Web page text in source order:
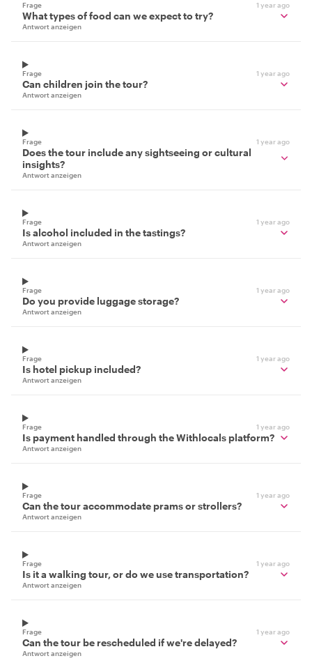
Frage 1 year ago
What types of food can we expect to try?
Antwort anzeigen
Frage 1 year ago
Can children join the tour?
Antwort anzeigen
Frage 1 year ago
Does the tour include any sightseeing or cultural
insights?
Antwort anzeigen
Frage 1 year ago
Is alcohol included in the tastings?
Antwort anzeigen
Frage 1 year ago
Do you provide luggage storage?
Antwort anzeigen
Frage 1 year ago
Is hotel pickup included?
Antwort anzeigen
Frage 1 year ago
Is payment handled through the Withlocals platform?
Antwort anzeigen
Frage 1 year ago
Can the tour accommodate prams or strollers?
Antwort anzeigen
Frage 1 year ago
Is it a walking tour, or do we use transportation?
Antwort anzeigen
Frage 1 year ago
Can the tour be rescheduled if we're delayed?
Antwort anzeigen